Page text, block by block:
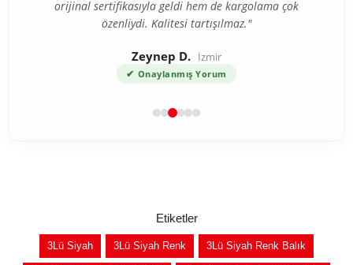
orijinal sertifikasıyla geldi hem de kargolama çok
özenliydi. Kalitesi tartışılmaz."
Zeynep D. İzmir
✔ Onaylanmış Yorum
Etiketler
3Lü Siyah 3Lü Siyah Renk 3Lü Siyah Renk Balık